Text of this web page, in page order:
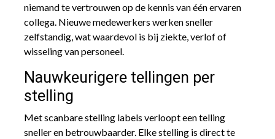
niemand te vertrouwen op de kennis van één ervaren
collega. Nieuwe medewerkers werken sneller
zelfstandig, wat waardevol is bij ziekte, verlof of
wisseling van personeel.
Nauwkeurigere tellingen per
stelling
Met scanbare stelling labels verloopt een telling
sneller en betrouwbaarder. Elke stelling is direct te